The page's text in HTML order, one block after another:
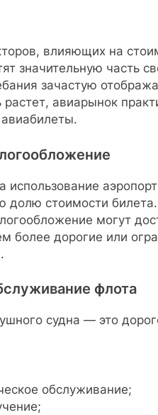
влияющих на
значительную часть
зачастую
авиарынок
использование
долю стоимости
могут
более дорогие или
флота
судна — это
обслуживание;